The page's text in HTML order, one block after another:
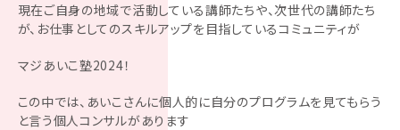
現在ご自身の地域で活動している講師たちや、次世代の講師たち
が、お仕事としてのスキルアップを目指しているコミュニティが
マジあいこ塾2024！
この中では、あいこさんに個人的に自分のプログラムを見てもらう
と言う個人コンサルがあります